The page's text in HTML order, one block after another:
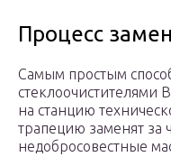
Процесс
Самым простым
стеклоочистителями
на станцию
трапецию заменят за
недобросовестные